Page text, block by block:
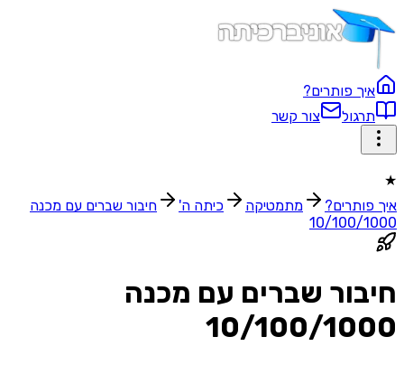
איך פותרים?
תרגול
צור קשר
★
איך פותרים?
מתמטיקה כיתה ה'
חיבור שברים עם מכנה
10/100/1000
חיבור שברים עם מכנה
10/100/1000